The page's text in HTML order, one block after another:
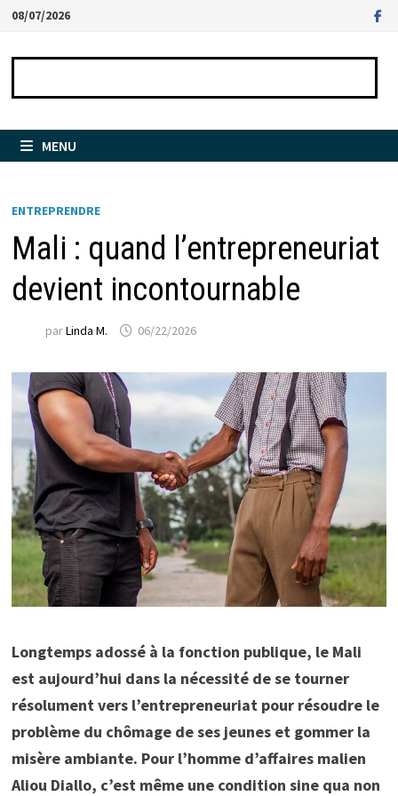
Passer
contenu
08/07/2026
MENU
ENTREPRENDRE
Mali : quand l’entrepreneuriat
devient incontournable
parLinda M. 06/22/2026
Longtemps adossé à la fonction publique, le Mali
est aujourd’hui dans la nécessité de se tourner
résolument vers l’entrepreneuriat pour résoudre le
problème du chômage de ses jeunes et gommer la
misère ambiante. Pour l’homme d’affaires malien
Aliou Diallo, c’est même une condition sine qua non